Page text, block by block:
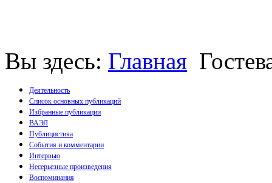
Вы здесь: Главная
Деятельность
Список основных публикаций
Монографии
Брошюры
Статьи
Избранные публикации
ВАЭЛ
Публицистика
События и комментарии
Интервью
Несерьезные произведения
Воспоминания